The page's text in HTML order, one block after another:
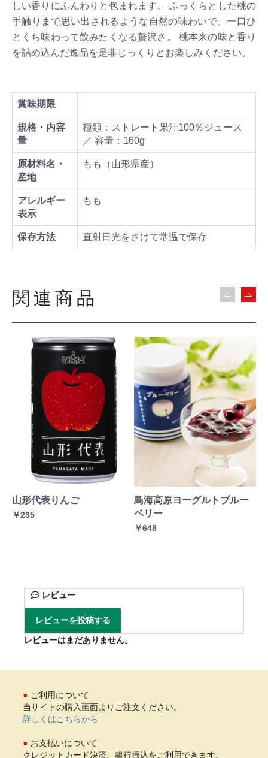
しい香りにふんわりと包まれます。 ふっくらとした桃の
手触りまで思い出されるような自然の味わいで、一口ひ
とくち味わって飲みたくなる贅沢さ。 桃本来の味と香り
を詰め込んだ逸品を是非じっくりとお楽しみください。
賞味期限
規格・内容
量
種類：ストレート果汁100％ジュース
／ 容量：160g
原材料名・
産地
もも（山形県産）
アレルギー
表示
もも
保存方法 直射日光をさけて常温で保存
関連商品
山形代表りんご
￥235
鳥海高原ヨーグルトブルー
ベリー
￥648
レビュー
レビューを投稿する
レビューはまだありません。
ご利用について
当サイトの購入画面よりご注文ください。
詳しくはこちらから
お支払いについて
クレジットカード決済、銀行振込をご利用できます。